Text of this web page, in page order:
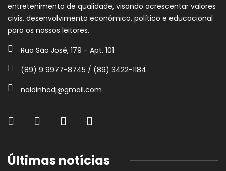
entretenimento de qualidade, visando acrescentar valores
civis, desenvolvimento econômico, político e educacional
para os nossos leitores.
Rua São José, 179 - Apt. 101
(89) 9 9977-8745 / (89) 3422-1184
naldinhodj@gmail.com
Últimas notícias